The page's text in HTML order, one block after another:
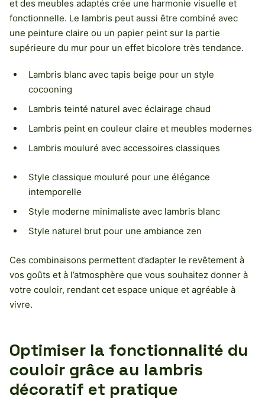
et des meubles adaptés crée une harmonie visuelle et
fonctionnelle. Le lambris peut aussi être combiné avec
une peinture claire ou un papier peint sur la partie
supérieure du mur pour un effet bicolore très tendance.
Lambris blanc avec tapis beige pour un style
cocooning
Lambris teinté naturel avec éclairage chaud
Lambris peint en couleur claire et meubles modernes
Lambris mouluré avec accessoires classiques
Style classique mouluré pour une élégance
intemporelle
Style moderne minimaliste avec lambris blanc
Style naturel brut pour une ambiance zen
Ces combinaisons permettent d’adapter le revêtement à
vos goûts et à l’atmosphère que vous souhaitez donner à
votre couloir, rendant cet espace unique et agréable à
vivre.
Optimiser la fonctionnalité du
couloir grâce au lambris
décoratif et pratique